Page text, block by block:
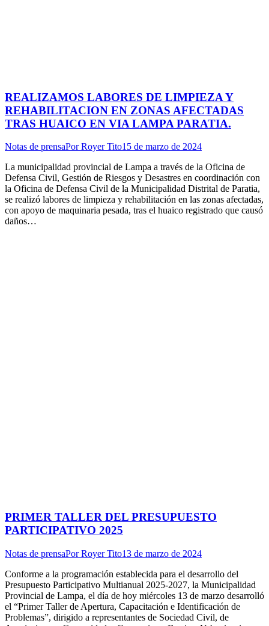
REALIZAMOS LABORES DE LIMPIEZA Y
REHABILITACION EN ZONAS AFECTADAS
TRAS HUAICO EN VIA LAMPA PARATIA.
Notas de prensaPorRoyer Tito15 de marzo de 2024
La municipalidad provincial de Lampa a través de la Oficina de
Defensa Civil, Gestión de Riesgos y Desastres en coordinación con
la Oficina de Defensa Civil de la Municipalidad Distrital de Paratia,
se realizó labores de limpieza y rehabilitación en las zonas afectadas,
con apoyo de maquinaria pesada, tras el huaico registrado que causó
daños…
PRIMER TALLER DEL PRESUPUESTO
PARTICIPATIVO 2025
Notas de prensaPorRoyer Tito13 de marzo de 2024
Conforme a la programación establecida para el desarrollo del
Presupuesto Participativo Multianual 2025-2027, la Municipalidad
Provincial de Lampa, el día de hoy miércoles 13 de marzo desarrolló
el “Primer Taller de Apertura, Capacitación e Identificación de
Problemas”, dirigido a representantes de Sociedad Civil, de